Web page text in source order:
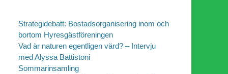
Strategidebatt: Bostadsorganisering inom och
bortom Hyresgästföreningen
Vad är naturen egentligen värd? – Intervju
med Alyssa Battistoni
Sommarinsamling